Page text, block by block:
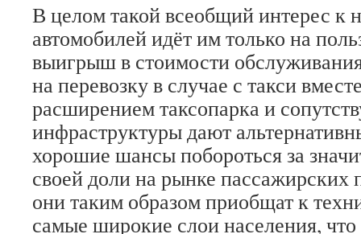
В целом такой всеобщий интерес к
автомобилей идёт им только на
выигрыш в стоимости
на перевозку в случае с такси
расширением таксопарка и
инфраструктуры дают
хорошие шансы побороться за
своей доли на рынке пассажирских
они таким образом приобщат к
самые широкие слои населения,